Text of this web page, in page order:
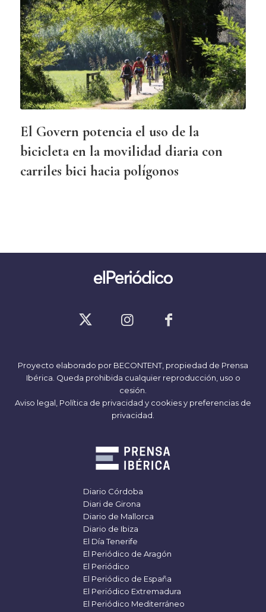
El Govern potencia el uso de la
bicicleta en la movilidad diaria con
carriles bici hacia polígonos
Proyecto elaborado por BECONTENT, propiedad de Prensa
Ibérica. Queda prohibida cualquier reproducción, uso o
cesión.
Aviso legal, Política de privacidad y cookiesy preferencias de
privacidad
Diario Córdoba
Diari de Girona
Diario de Mallorca
Diario de Ibiza
El Día Tenerife
El Periódico de Aragón
El Periódico
El Periódico de España
El Periódico Extremadura
El Periódico Mediterráneo